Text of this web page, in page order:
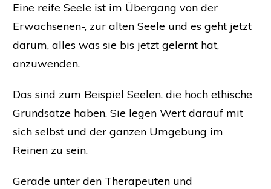
Eine reife Seele ist im Übergang von der
Erwachsenen-, zur alten Seele und es geht jetzt
darum, alles was sie bis jetzt gelernt hat,
anzuwenden.
Das sind zum Beispiel Seelen, die hoch ethische
Grundsätze haben. Sie legen Wert darauf mit
sich selbst und der ganzen Umgebung im
Reinen zu sein.
Gerade unter den Therapeuten und